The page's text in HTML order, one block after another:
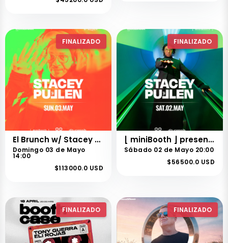
FINALIZADO
El Brunch w/ Stacey Pullen
Domingo 03 de Mayo
14:00
$113000.0 USD
FINALIZADO
[ miniBooth ] presents Stacey Pullen
Sábado 02 de Mayo 20:00
$56500.0 USD
FINALIZADO FINALIZADO